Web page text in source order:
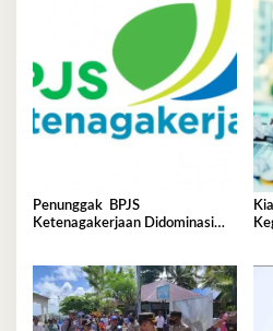
Penunggak BPJS
Ketenagakerjaan Didominasi
Kiat